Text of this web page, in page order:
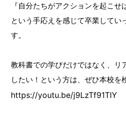
『自分たちがアクションを起こせ
という手応えを感じて卒業してい
す。
教科書での学びだけではなく、リ
したい！という方は、ぜひ本校を
https://youtu.be/j9LzTf91TIY